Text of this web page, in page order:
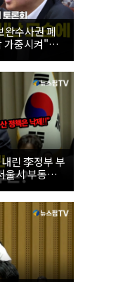
수사권 폐
가중시켜"｜
지 토론회
린 李정부 부
울시 부동산